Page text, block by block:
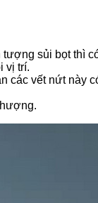
sủi bọt thì
vị trí.
các vết nứt này